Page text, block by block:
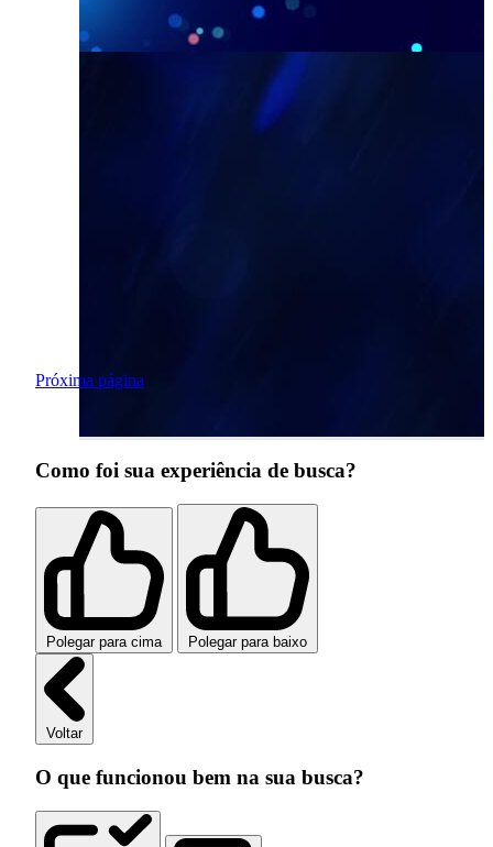
Próxima página
Como foi sua experiência de busca?
Polegar para cima Polegar para baixo
Voltar
O que funcionou bem na sua busca?